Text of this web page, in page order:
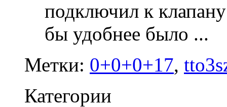
подключил к
бы удобнее было ...
Метки: 0+0+0+17,
Категории